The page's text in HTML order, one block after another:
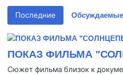
Последние Обсуждаемые
ПОКАЗ ФИЛЬМА
Сюжет фильма близок к